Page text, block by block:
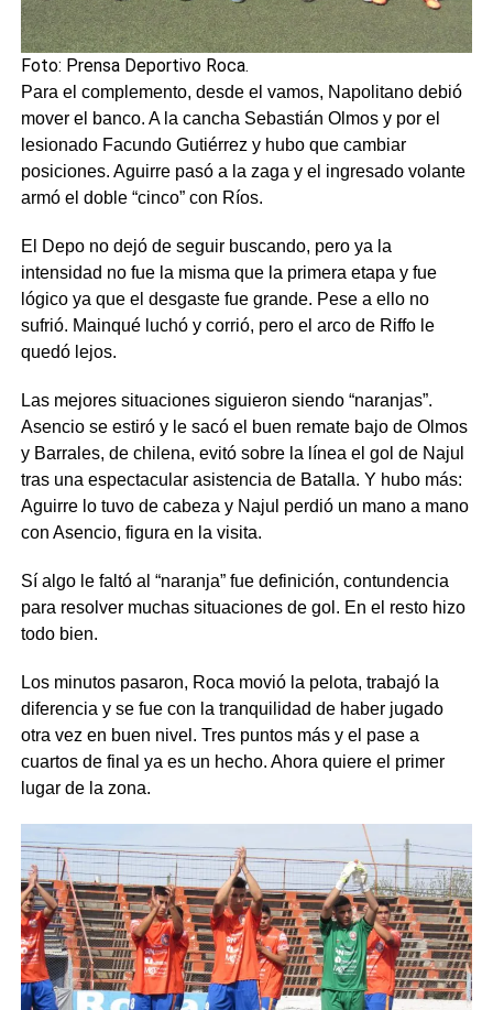
Foto: Prensa Deportivo Roca.
Para el complemento, desde el vamos, Napolitano debió
mover el banco. A la cancha Sebastián Olmos y por el
lesionado Facundo Gutiérrez y hubo que cambiar
posiciones. Aguirre pasó a la zaga y el ingresado volante
armó el doble “cinco” con Ríos.
El Depo no dejó de seguir buscando, pero ya la
intensidad no fue la misma que la primera etapa y fue
lógico ya que el desgaste fue grande. Pese a ello no
sufrió. Mainqué luchó y corrió, pero el arco de Riffo le
quedó lejos.
Las mejores situaciones siguieron siendo “naranjas”.
Asencio se estiró y le sacó el buen remate bajo de Olmos
y Barrales, de chilena, evitó sobre la línea el gol de Najul
tras una espectacular asistencia de Batalla. Y hubo más:
Aguirre lo tuvo de cabeza y Najul perdió un mano a mano
con Asencio, figura en la visita.
Sí algo le faltó al “naranja” fue definición, contundencia
para resolver muchas situaciones de gol. En el resto hizo
todo bien.
Los minutos pasaron, Roca movió la pelota, trabajó la
diferencia y se fue con la tranquilidad de haber jugado
otra vez en buen nivel. Tres puntos más y el pase a
cuartos de final ya es un hecho. Ahora quiere el primer
lugar de la zona.